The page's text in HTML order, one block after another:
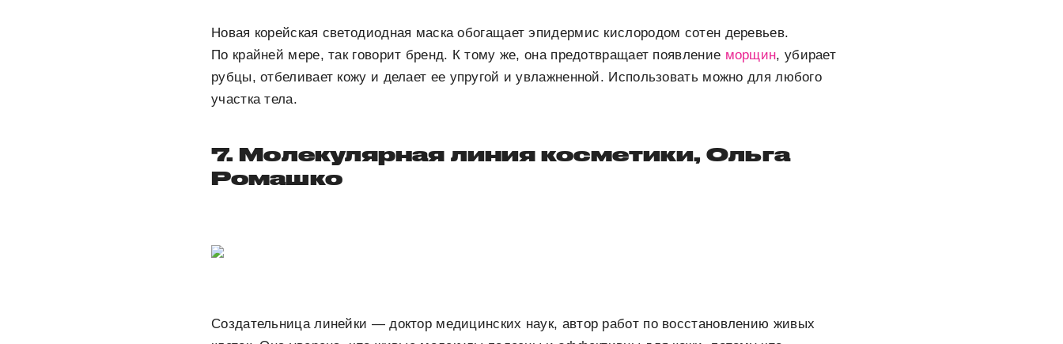
Новая корейская светодиодная маска обогащает эпидермис кислородом сотен деревьев.
По крайней мере, так говорит бренд. К тому же, она предотвращает появление морщин, убирает
рубцы, отбеливает кожу и делает ее упругой и увлажненной. Использовать можно для любого
участка тела.
7. Молекулярная линия косметики, Ольга
Ромашко
Создательница линейки — доктор медицинских наук, автор работ по восстановлению живых